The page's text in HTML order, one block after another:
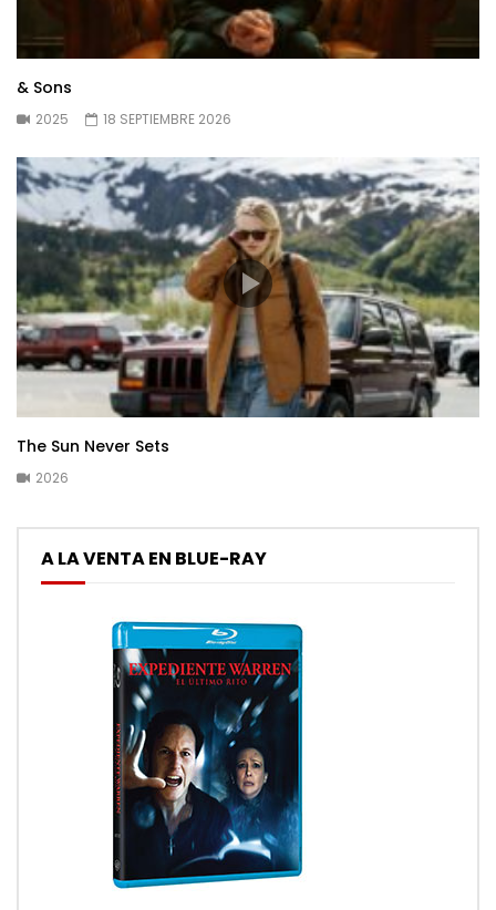
& Sons
2025 18 SEPTIEMBRE 2026
The Sun Never Sets
2026
A LA VENTA EN BLUE-RAY